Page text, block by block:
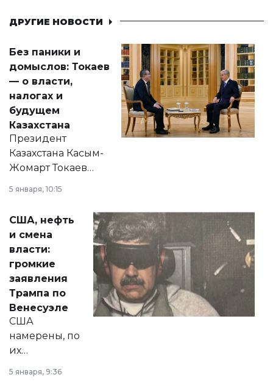
ДРУГИЕ НОВОСТИ
Без паники и
домыслов: Токаев
— о власти,
налогах и
будущем
Казахстана
Президент
Казахстана Касым-
Жомарт Токаев
сразу несколько
актуальных тем —
от слухов о
политических
реформах до
вопросов армии,
экономики и
личного здоровья.
5 января, 10:15
США, нефть
и смена
власти:
громкие
заявления
Трампа по
Венесуэле
США
намерены, по
их
принести
5 января, 9:36